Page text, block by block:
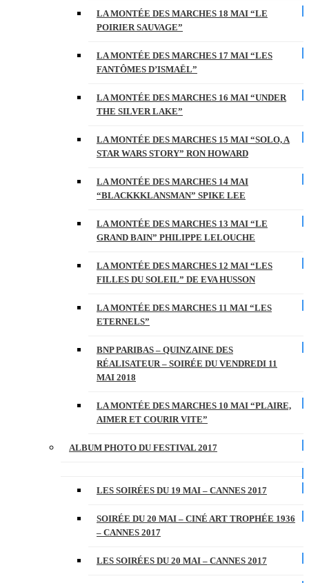
LA MONTÉE DES MARCHES 18 MAI “LE
POIRIER SAUVAGE”
LA MONTÉE DES MARCHES 17 MAI “LES
FANTÔMES D’ISMAËL”
LA MONTÉE DES MARCHES 16 MAI “UNDER
THE SILVER LAKE”
LA MONTÉE DES MARCHES 15 MAI “SOLO, A
STAR WARS STORY” RON HOWARD
LA MONTÉE DES MARCHES 14 MAI
“BLACKKKLANSMAN” SPIKE LEE
LA MONTÉE DES MARCHES 13 MAI “LE
GRAND BAIN” PHILIPPE LELOUCHE
LA MONTÉE DES MARCHES 12 MAI “LES
FILLES DU SOLEIL” DE EVA HUSSON
LA MONTÉE DES MARCHES 11 MAI “LES
ETERNELS”
BNP PARIBAS – QUINZAINE DES
RÉALISATEUR – SOIRÉE DU VENDREDI 11
MAI 2018
LA MONTÉE DES MARCHES 10 MAI “PLAIRE,
AIMER ET COURIR VITE”
ALBUM PHOTO DU FESTIVAL 2017
LES SOIRÉES DU 19 MAI – CANNES 2017
SOIRÉE DU 20 MAI – CINÉ ART TROPHÉE 1936
– CANNES 2017
LES SOIRÉES DU 20 MAI – CANNES 2017